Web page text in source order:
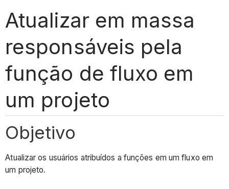
Atualizar em massa
responsáveis pela
função de fluxo em
um projeto
Objetivo
Atualizar os usuários atribuídos a funções em um fluxo em
um projeto.